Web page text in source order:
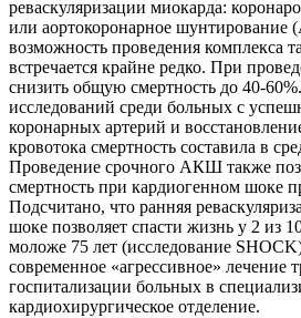
реваскуляризации миокарда:
или аортокоронарное
возможность проведения комплекса
встречается крайне редко. При
снизить общую смертность до 40-
исследований среди больных с
коронарных артерий и
кровотока смертность составила в
Проведение срочного АКШ также
смертность при кардиогенном шоке
Подсчитано, что ранняя
шоке позволяет спасти жизнь у 2 из
моложе 75 лет (исследование
современное «агрессивное» лечение
госпитализации больных в
кардиохирургическое отделение.